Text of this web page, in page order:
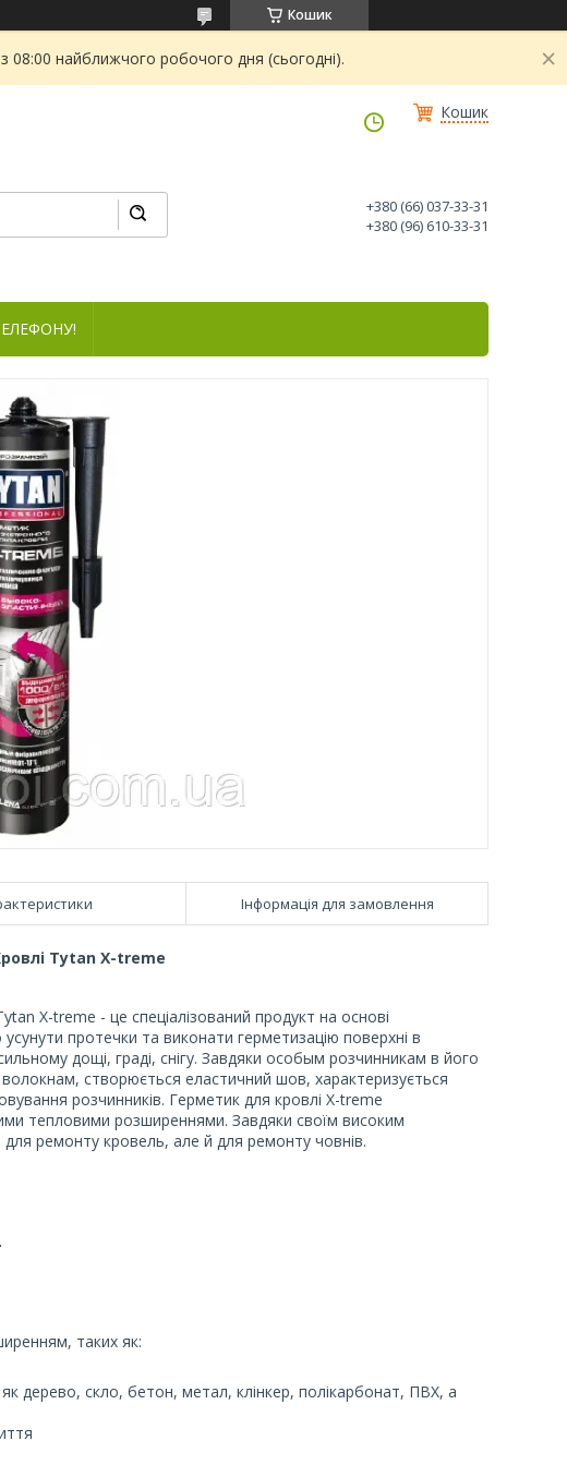
Кошик
08:00 найближчого робочого дня (сьогодні).
Кошик
+380 (66) 037-33-31
+380 (96) 610-33-31
Інформація для замовлення
Tytan X-treme
X-treme - це спеціалізований продукт на основі
протечки та виконати герметизацію поверхні в
дощі, граді, снігу. Завдяки особым розчинникам в його
створюється еластичний шов, характеризується
розчинників. Герметик для кровлі X-treme
тепловими розширеннями. Завдяки своїм високим
ремонту кровель, але й для ремонту човнів.
таких як:
дерево, скло, бетон, метал, клінкер, полікарбонат, ПВХ, а